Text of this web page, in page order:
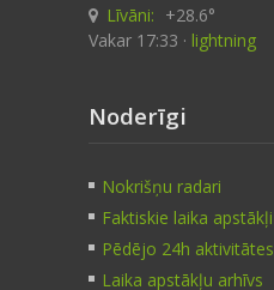
Līvāni: +28.6°
Vakar 17:33 · lightning
Noderīgi
Nokrišņu radari
Faktiskie laika apstākļi
Pēdējo 24h aktivitātes
Laika apstākļu arhīvs